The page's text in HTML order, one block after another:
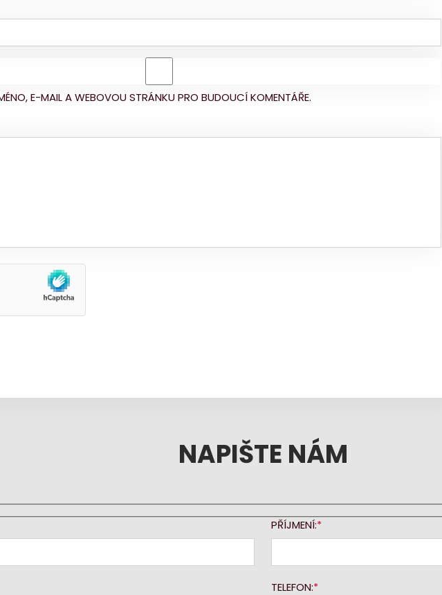
E-MAIL A WEBOVOU STRÁNKU PRO BUDOUCÍ KOMENTÁŘE.
NAPIŠTE NÁM
PŘÍJMENÍ:
TELEFON: